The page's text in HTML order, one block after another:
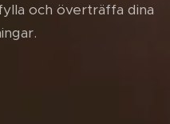
och överträffa dina